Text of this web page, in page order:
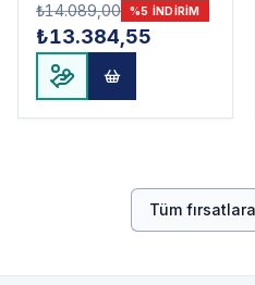
₺14.089,00 %5 INDIRIM
₺13.384,55
Tüm